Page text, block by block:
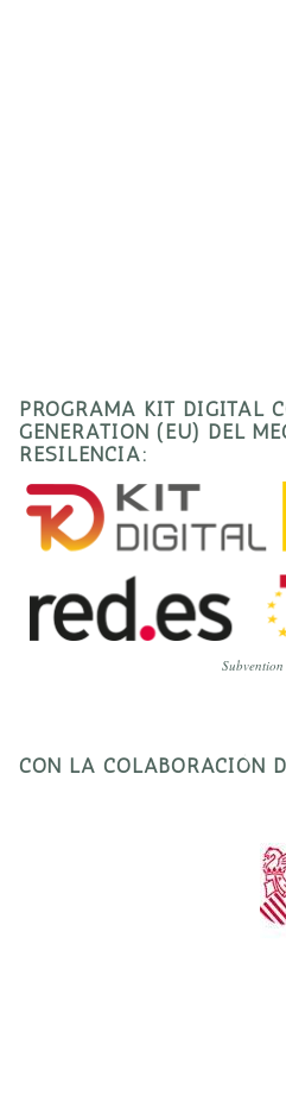
PROGRAMA KIT DIGITAL
GENERATION (EU) DEL
RESILENCIA:
CON LA COLABORACIÓN